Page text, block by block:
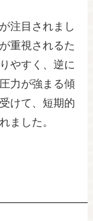
注目されまし
重視されるた
やすく、逆に
力が強まる傾
けて、短期的
ました。